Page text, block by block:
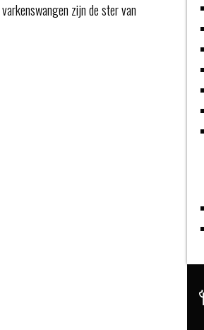
zijn de ster van